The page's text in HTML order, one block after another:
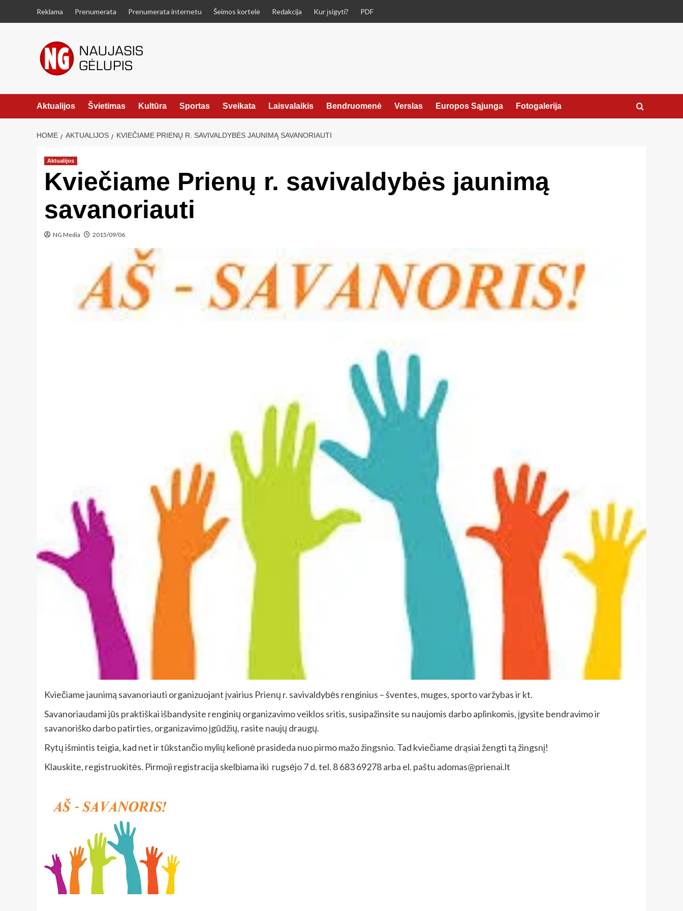
Reklama Prenumerata Prenumerata internetu Šeimos kortelė Redakcija Kur įsigyti? PDF
Aktualijos Švietimas Kultūra Sportas Sveikata Laisvalaikis Bendruomenė Verslas Europos Sąjunga Fotogalerija
HOME AKTUALIJOS KVIEČIAME PRIENŲ R. SAVIVALDYBĖS JAUNIMĄ SAVANORIAUTI
Aktualijos
Kviečiame Prienų r. savivaldybės jaunimą
savanoriauti
NG Media 2015/09/06
Kviečiame jaunimą savanoriauti organizuojant įvairius Prienų r. savivaldybės renginius – šventes, muges, sporto varžybas ir kt.
Savanoriaudami jūs praktiškai išbandysite renginių organizavimo veiklos sritis, susipažinsite su naujomis darbo aplinkomis, įgysite bendravimo ir
savanoriško darbo patirties, organizavimo įgūdžių, rasite naujų draugų.
Rytų išmintis teigia, kad net ir tūkstančio mylių kelionė prasideda nuo pirmo mažo žingsnio. Tad kviečiame drąsiai žengti tą žingsnį!
Klauskite, registruokitės. Pirmoji registracija skelbiama iki rugsėjo 7 d. tel. 8 683 69278 arba el. paštu adomas@prienai.lt